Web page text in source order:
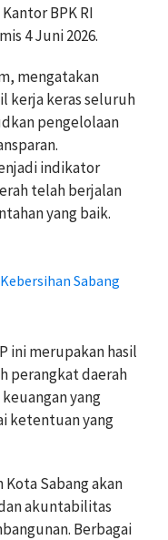
BPK RI
4 Juni 2026.
mengatakan
kerja keras seluruh
pengelolaan
indikator
telah berjalan
yang baik.
Sabang
ini merupakan hasil
perangkat daerah
yang
ketentuan yang
Sabang akan
akuntabilitas
Berbagai